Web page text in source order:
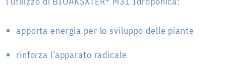
apporta energia per lo sviluppo delle piante
rinforza l’apparato radicale